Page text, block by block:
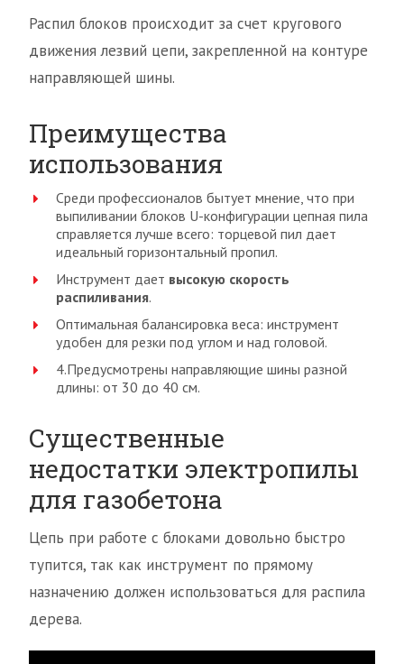
Распил блоков происходит за счет кругового
движения лезвий цепи, закрепленной на контуре
направляющей шины.
Преимущества
использования
Среди профессионалов бытует мнение, что при
выпиливании блоков U-конфигурации цепная пила
справляется лучше всего: торцевой пил дает
идеальный горизонтальный пропил.
Инструмент дает высокую скорость
распиливания.
Оптимальная балансировка веса: инструмент
удобен для резки под углом и над головой.
4.Предусмотрены направляющие шины разной
длины: от 30 до 40 см.
Существенные
недостатки электропилы
для газобетона
Цепь при работе с блоками довольно быстро
тупится, так как инструмент по прямому
назначению должен использоваться для распила
дерева.